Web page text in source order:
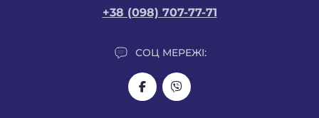
+38 (098) 707-77-71
СОЦ МЕРЕЖІ: